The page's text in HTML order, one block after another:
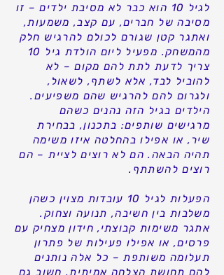
לגיל 10 הוא כבר לא מסיבת ילדים – זו
מסיבה של חברים, עם קצב, משמעות,
ואתגר קטן שגורם לכולם להרגיש חלק
מהמשחק. מפעיל ליום הולדת גיל 10
צריך לדעת לתת להם מקום – לא
להוביל לבד, אלא לשתף, לשאול,
ולגרום להם להרגיש שהם משפיעים.
הילדים בגיל הזה נהנים כשהם
מרגישים שותפים: בתכנון, בבחירת
שיר, או אפילו בהחלטה איזו משימה
תהיה הבאה. הם לא רוצים לציית – הם
רוצים להשתתף.
הפעלות לגיל 10 עובדות מצוין כשהן
משלבות בין חשיבה, תנועה וצחוק.
אתגר משימות קבוצתי, חידון מצחיק עם
פרסים, או אפילו פעילות של פתרון
תעלומה משותפת – כל אלה נותנים
להם תחושת הצלחה אמיתית. חשוב גם